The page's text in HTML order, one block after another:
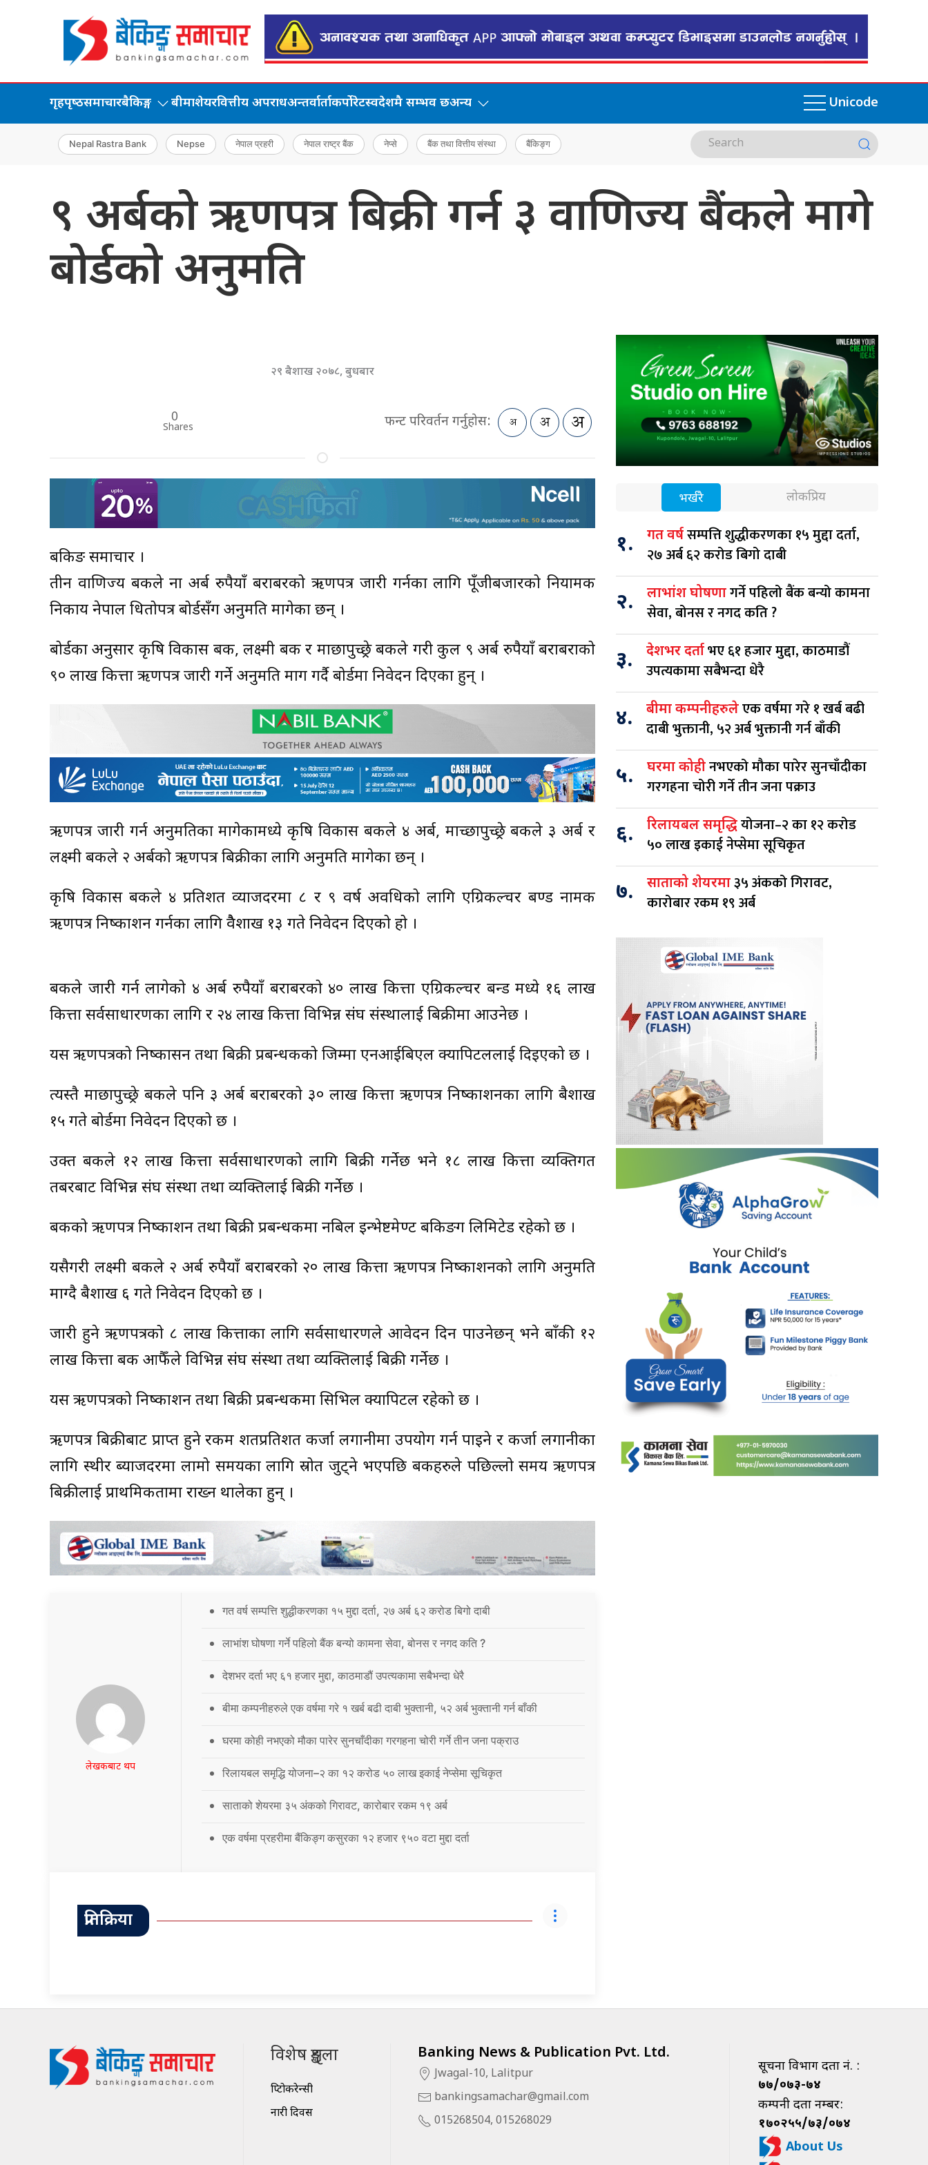
गृहपृष्‍ठसमाचारबैकिङ्ग बीमाशेयरवित्तीय अपराधअन्तर्वार्ताकर्पोरेटस्वदेशमै सम्भव छअन्य Unicode
Nepal Rastra Bank Nepse नेपाल प्रहरी नेपाल राष्ट्र बैंक नेप्से बैंक तथा वित्तीय संस्था बैंकिङ्ग
९ अर्बको ऋणपत्र बिक्री गर्न ३ वाणिज्य बैंकले मागे
बोर्डको अनुमति
२९ बैशाख २०७८, बुधबार
0
Shares फन्ट परिवर्तन गर्नुहोस:
बैंकिङ समाचार ।
तीन वाणिज्य बैंकले नौं अर्ब रुपैयाँ बराबरको ऋणपत्र जारी गर्नका लागि पूँजीबजारको नियामक
निकाय नेपाल धितोपत्र बोर्डसँग अनुमति मागेका छन् ।
बोर्डका अनुसार कृषि विकास बैंक, लक्ष्मी बैंक र माछापुच्छ्रे बैंकले गरी कुल ९ अर्ब रुपैयाँ बराबराको
९० लाख कित्ता ऋणपत्र जारी गर्ने अनुमति माग गर्दै बोर्डमा निवेदन दिएका हुन् ।
ऋणपत्र जारी गर्न अनुमतिका मागेकामध्ये कृषि विकास बैंकले ४ अर्ब, माच्छापुच्छ्रे बैंकले ३ अर्ब र
लक्ष्मी बैंकले २ अर्बको ऋणपत्र बिक्रीका लागि अनुमति मागेका छन् ।
कृषि विकास बैंकले ४ प्रतिशत व्याजदरमा ८ र ९ वर्ष अवधिको लागि एग्रिकल्चर बण्ड नामक
ऋणपत्र निष्काशन गर्नका लागि वैैशाख १३ गते निवेदन दिएको हो ।
बैंकले जारी गर्न लागेको ४ अर्ब रुपैयाँ बराबरको ४० लाख कित्ता एग्रिकल्चर बन्ड मध्ये १६ लाख
कित्ता सर्वसाधारणका लागि र २४ लाख कित्ता विभिन्न संघ संस्थालाई बिक्रीमा आउनेछ ।
यस ऋणपत्रको निष्कासन तथा बिक्री प्रबन्धकको जिम्मा एनआईबिएल क्यापिटललाई दिइएको छ ।
त्यस्तै माछापुच्छ्रे बैंकले पनि ३ अर्ब बराबरको ३० लाख कित्ता ऋणपत्र निष्काशनका लागि बैशाख
१५ गते बोर्डमा निवेदन दिएको छ ।
उक्त बैंकले १२ लाख कित्ता सर्वसाधारणको लागि बिक्री गर्नेछ भने १८ लाख कित्ता व्यक्तिगत
तबरबाट विभिन्न संघ संस्था तथा व्यक्तिलाई बिक्री गर्नेछ ।
बैंकको ऋणपत्र निष्काशन तथा बिक्री प्रबन्धकमा नबिल इन्भेष्टमेण्ट बैंकिङग लिमिटेड रहेको छ ।
यसैगरी लक्ष्मी बैंकले २ अर्ब रुपैयाँ बराबरको २० लाख कित्ता ऋणपत्र निष्काशनको लागि अनुमति
माग्दै बैशाख ६ गते निवेदन दिएको छ ।
जारी हुने ऋणपत्रको ८ लाख कित्ताका लागि सर्वसाधारणले आवेदन दिन पाउनेछन् भने बाँकी १२
लाख कित्ता बैंक आफैँले विभिन्न संघ संस्था तथा व्यक्तिलाई बिक्री गर्नेछ ।
यस ऋणपत्रको निष्काशन तथा बिक्री प्रबन्धकमा सिभिल क्यापिटल रहेको छ ।
ऋणपत्र बिक्रीबाट प्राप्त हुने रकम शतप्रतिशत कर्जा लगानीमा उपयोग गर्न पाइने र कर्जा लगानीका
लागि स्थीर ब्याजदरमा लामो समयका लागि स्रोत जुट्ने भएपछि बैंकहरुले पछिल्लो समय ऋणपत्र
बिक्रीलाई प्राथमिकतामा राख्न थालेका हुन् ।
लेखकबाट थप
गत वर्ष सम्पत्ति शुद्धीकरणका १५ मुद्दा दर्ता, २७ अर्ब ६२ करोड बिगो दाबी
लाभांश घोषणा गर्ने पहिलो बैंक बन्यो कामना सेवा, बोनस र नगद कति ?
देशभर दर्ता भए ६१ हजार मुद्दा, काठमाडौं उपत्यकामा सबैभन्दा धेरै
बीमा कम्पनीहरुले एक वर्षमा गरे १ खर्ब बढी दाबी भुक्तानी, ५२ अर्ब भुक्तानी गर्न बाँकी
घरमा कोही नभएको मौका पारेर सुनचाँदीका गरगहना चोरी गर्ने तीन जना पक्राउ
रिलायबल समृद्धि योजना–२ का १२ करोड ५० लाख इकाई नेप्सेमा सूचिकृत
साताको शेयरमा ३५ अंकको गिरावट, कारोबार रकम १९ अर्ब
एक वर्षमा प्रहरीमा बैंकिङ्ग कसुरका १२ हजार ९५० वटा मुद्दा दर्ता
प्रतिक्रिया
भर्खरै लोकप्रिय
१. गत वर्षसम्पत्ति शुद्धीकरणका १५ मुद्दा दर्ता,
२७ अर्ब ६२ करोड बिगो दाबी
२. लाभांश घोषणागर्ने पहिलो बैंक बन्यो कामना
सेवा, बोनस र नगद कति ?
३. देशभर दर्ताभए ६१ हजार मुद्दा, काठमाडौं
उपत्यकामा सबैभन्दा धेरै
४. बीमा कम्पनीहरुलेएक वर्षमा गरे १ खर्ब बढी
दाबी भुक्तानी, ५२ अर्ब भुक्तानी गर्न बाँकी
५. घरमा कोहीनभएको मौका पारेर सुनचाँदीका
गरगहना चोरी गर्ने तीन जना पक्राउ
६. रिलायबल समृद्धियोजना–२ का १२ करोड
५० लाख इकाई नेप्सेमा सूचिकृत
७. साताको शेयरमा३५ अंकको गिरावट,
कारोबार रकम १९ अर्ब
विशेष शृङ्खला
क्रिप्टोकरेन्सी
नारी दिवस
Banking News & Publication Pvt. Ltd.
Jwagal-10, Lalitpur
bankingsamachar@gmail.com
015268504, 015268029
सूचना विभाग दर्ता नं. :
७७/०७३-७४
कम्पनी दर्ता नम्बर:
१७०२५५/७३/०७४
About Us